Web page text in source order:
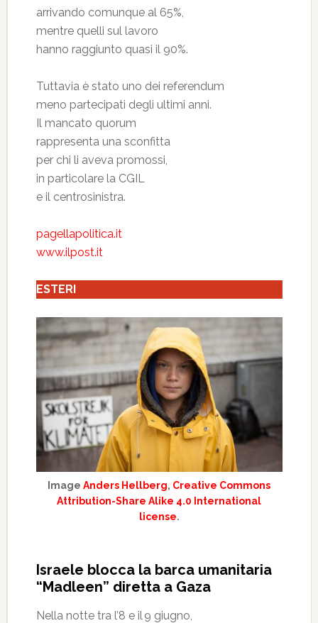
arrivando comunque al 65%,
mentre quelli sul lavoro
hanno raggiunto quasi il 90%.
Tuttavia è stato uno dei referendum
meno partecipati degli ultimi anni.
Il mancato quorum
rappresenta una sconfitta
per chi li aveva promossi,
in particolare la CGIL
e il centrosinistra.
pagellapolitica.it
www.ilpost.it
ESTERI
ImageAnders Hellberg, Creative Commons
Attribution-Share Alike 4.0 International
license.
Israele blocca la barca umanitaria
“Madleen” diretta a Gaza
Nella notte tra l’8 e il 9 giugno,